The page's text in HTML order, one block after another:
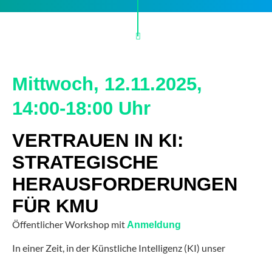
Mittwoch, 12.11.2025,
14:00-18:00 Uhr
VERTRAUEN IN KI:
STRATEGISCHE
HERAUSFORDERUNGEN
FÜR KMU
Öffentlicher Workshop mitAnmeldung
In einer Zeit, in der Künstliche Intelligenz (KI) unser